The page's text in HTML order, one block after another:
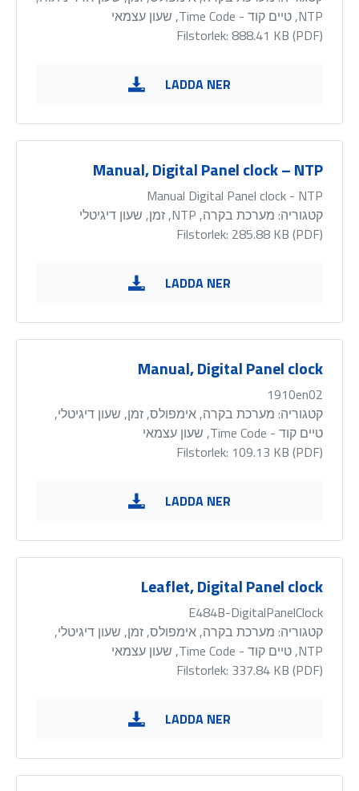
NTP, טיים קוד - Time Code, שעון עצמאי
Filstorlek: 888.41 KB (PDF)
LADDA NER
Manual, Digital Panel clock – NTP
Manual Digital Panel clock - NTP
קטגוריה: מערכת בקרה, NTP, זמן, שעון דיגיטלי
Filstorlek: 285.88 KB (PDF)
LADDA NER
Manual, Digital Panel clock
1910en02
קטגוריה: מערכת בקרה, אימפולס, זמן, שעון דיגיטלי,
טיים קוד - Time Code, שעון עצמאי
Filstorlek: 109.13 KB (PDF)
LADDA NER
Leaflet, Digital Panel clock
E484B-DigitalPanelClock
קטגוריה: מערכת בקרה, אימפולס, זמן, שעון דיגיטלי,
NTP, טיים קוד - Time Code, שעון עצמאי
Filstorlek: 337.84 KB (PDF)
LADDA NER